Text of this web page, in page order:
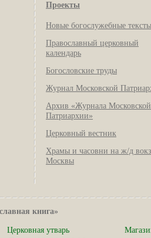
Проекты
Новые богослужебные тексты
Православный церковный
календарь
Богословские труды
Журнал Московской
Архив «Журнала Московской
Патриархии»
Церковный вестник
Храмы и часовни на ж/д
Москвы
книга»
Церковная утварь